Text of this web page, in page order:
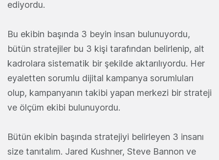
ediyordu.
Bu ekibin başında 3 beyin insan bulunuyordu,
bütün stratejiler bu 3 kişi tarafından belirlenip, alt
kadrolara sistematik bir şekilde aktarılıyordu. Her
eyaletten sorumlu dijital kampanya sorumluları
olup, kampanyanın takibi yapan merkezi bir strateji
ve ölçüm ekibi bulunuyordu.
Bütün ekibin başında stratejiyi belirleyen 3 insanı
size tanıtalım. Jared Kushner, Steve Bannon ve